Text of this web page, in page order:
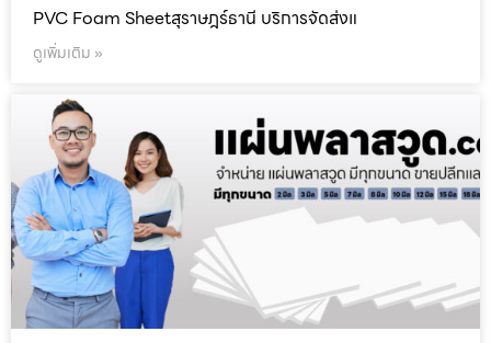
PVC Foam Sheetสุราษฎร์ธานี บริการจัดส่งแ
ดูเพิ่มเติม »